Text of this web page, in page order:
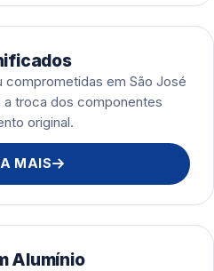
comprometidas em São José
a troca dos componentes
original.
MAIS
Alumínio